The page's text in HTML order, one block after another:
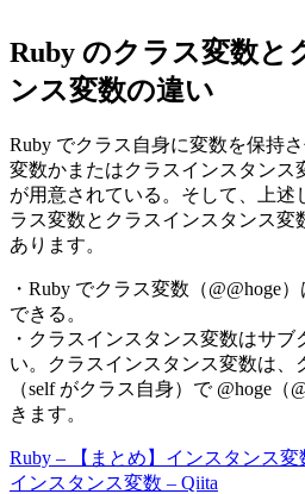
Ruby のクラス変数と
ンス変数の違い
Ruby でクラス自身に変数を保持
変数かまたはクラスインスタンス
が用意されている。そして、上述
ラス変数とクラスインスタンス変
あります。
・Ruby でクラス変数（@@hoge
できる。
・クラスインスタンス変数はサ
い。クラスインスタンス変数は、
（self がクラス自身）で @hoge
きます。
Ruby – 【まとめ】インスタンス
インスタンス変数 – Qiita